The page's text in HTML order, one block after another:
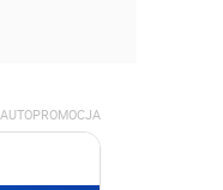
AUTOPROMOCJA